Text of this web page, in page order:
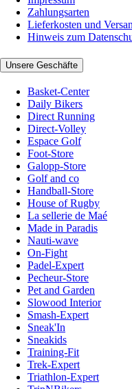
Zahlungsarten
Lieferkosten und
Hinweis zum
Unsere Geschäfte
Basket-Center
Daily Bikers
Direct Running
Direct-Volley
Espace Golf
Foot-Store
Galopp-Store
Golf and co
Handball-Store
House of Rugby
La sellerie de Maé
Made in Paradis
Nauti-wave
On-Fight
Padel-Expert
Pecheur-Store
Pet and Garden
Slowood Interior
Smash-Expert
Sneak'In
Sneakids
Training-Fit
Trek-Expert
Triathlon-Expert